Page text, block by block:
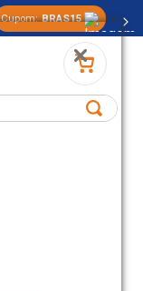
Cupom: BRAS15